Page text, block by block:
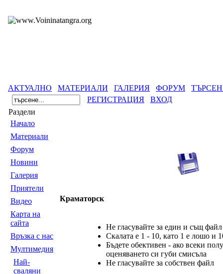
АКТУАЛНО МАТЕРИАЛИ ГАЛЕРИЯ ФОРУМ
РЕГИСТРАЦИЯ
ВХОД
Раздели
Началo
Материали
Форум
Новини
Галерия
Приятели
Видео
Карта на
сайта
Връзка с нас
Мултимедия
Най-
сваляни
Краматорск
Не гласувайте за един и същ
Скалата е 1 - 10, като 1 е лошо и
Бъдете обективен - ако всеки
оценяването си губи смисъла
Не гласувайте за собствен файл